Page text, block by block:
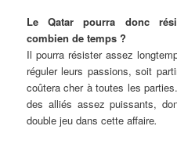
Le Qatar pourra donc
combien de temps ?
Il pourra résister assez
réguler leurs passions, soit
coûtera cher à toutes les
des alliés assez puissants,
double jeu dans cette affaire.